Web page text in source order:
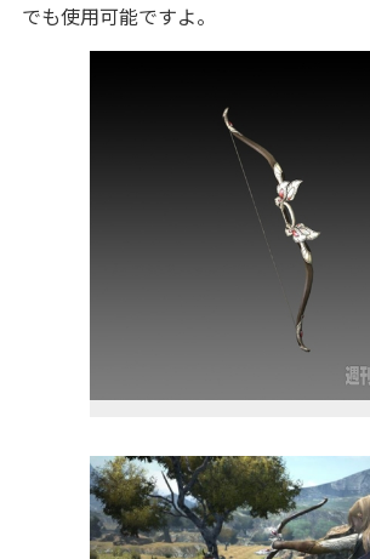
でも使用可能ですよ。